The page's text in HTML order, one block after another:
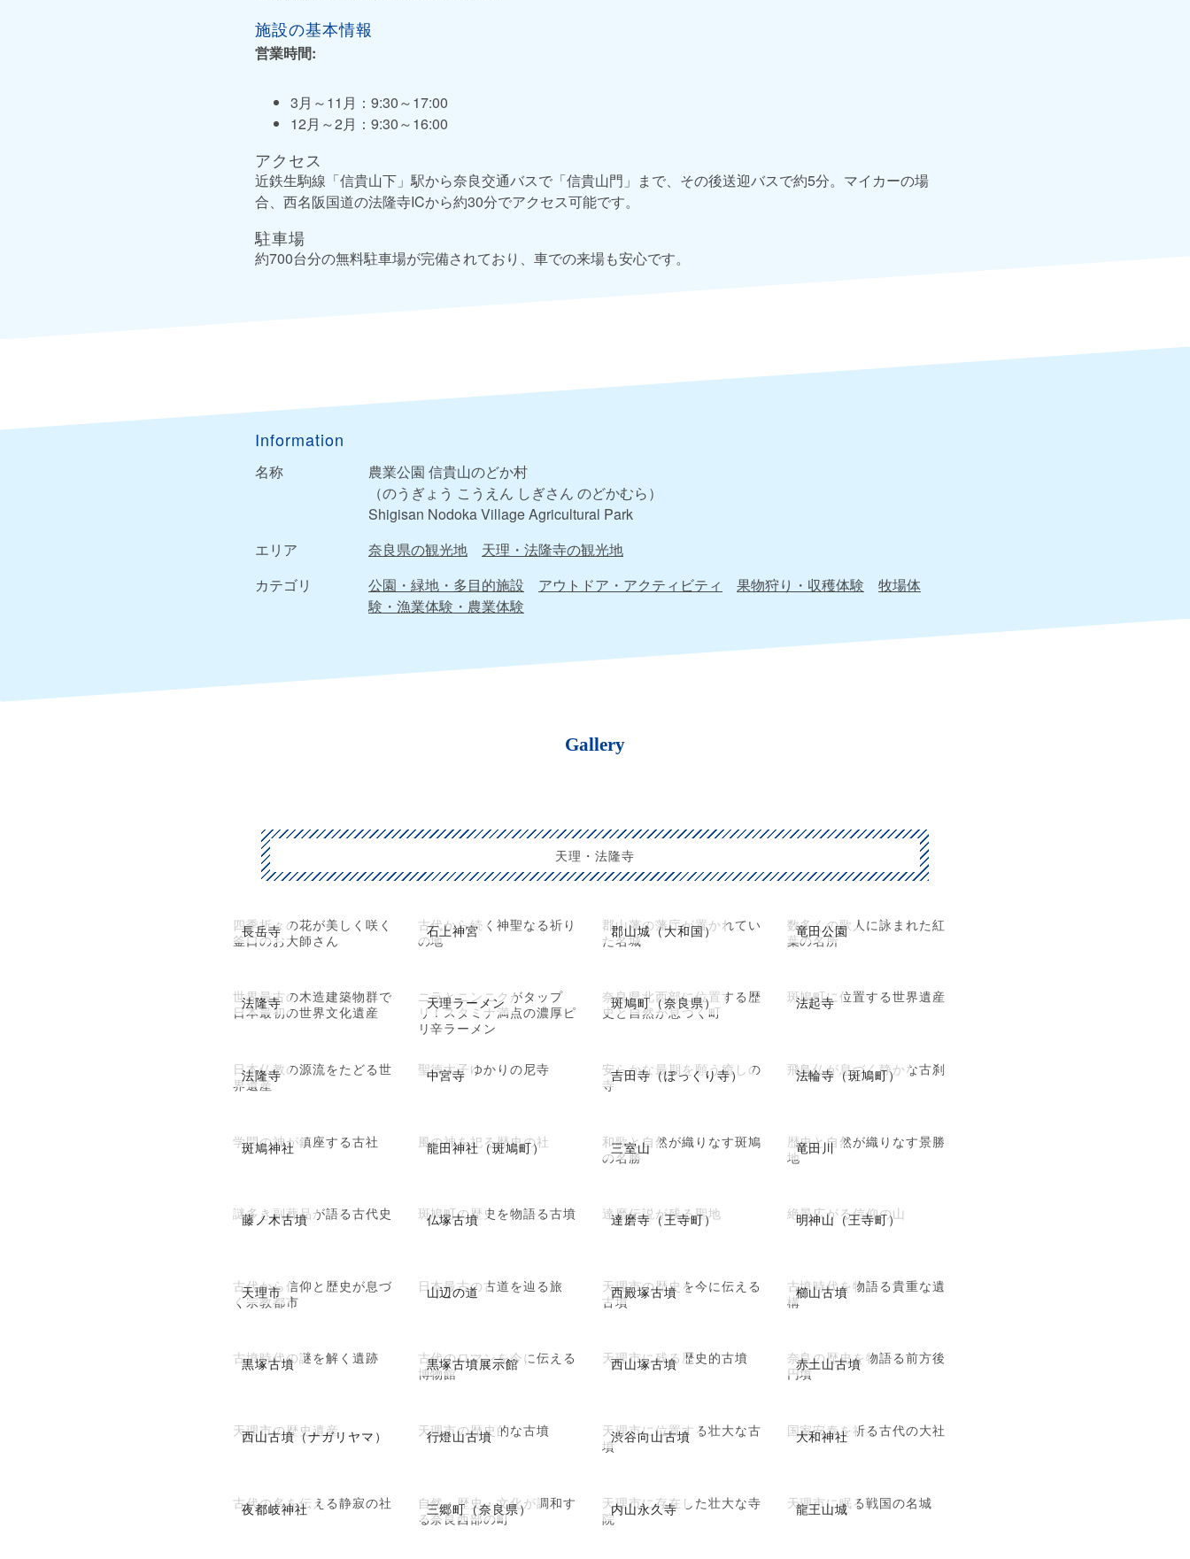
施設の基本情報
営業時間:
3月～11月：9:30～17:00
12月～2月：9:30～16:00
アクセス
近鉄生駒線「信貴山下」駅から奈良交通バスで「信貴山門」まで、その後送迎バスで約5分。マイカーの場
合、西名阪国道の法隆寺ICから約30分でアクセス可能です。
駐車場
約700台分の無料駐車場が完備されており、車での来場も安心です。
Information
名称
農業公園 信貴山のどか村
（のうぎょう こうえん しぎさん のどかむら）
Shigisan Nodoka Village Agricultural Park
エリア
奈良県の観光地
天理・法隆寺の観光地
カテゴリ
公園・緑地・多目的施設 アウトドア・アクティビティ 果物狩り・収穫体験
牧場体
験・漁業体験・農業体験
Gallery
天理・法隆寺
長岳寺
四季折々の花が美しく咲く
釜口のお大師さん
石上神宮
古代から続く神聖なる祈り
の地
郡山城（大和国）
郡山藩の藩庁が置かれてい
た名城
竜田公園
数多くの歌人に詠まれた紅
葉の名所
法隆寺
世界最古の木造建築物群で
日本最初の世界文化遺産
天理ラーメン
ニラとニンニクがタップ
リ！スタミナ満点の濃厚ピ
リ辛ラーメン
斑鳩町（奈良県）
奈良県北西部に位置する歴
史と自然が息づく町
法起寺
斑鳩町に位置する世界遺産
法隆寺
日本仏教の源流をたどる世
界遺産
中宮寺
聖徳太子ゆかりの尼寺 吉田寺（ぽっくり寺）
安らかな最期を願う癒しの
寺
法輪寺（斑鳩町）
飛鳥仏が息づく静かな古刹
斑鳩神社
学問の神が鎮座する古社 龍田神社（斑鳩町）
風の神を祀る歴史の社 三室山
和歌と自然が織りなす斑鳩
の名勝
竜田川
歴史と自然が織りなす景勝
地
藤ノ木古墳
謎多き副葬品が語る古代史 仏塚古墳
斑鳩町の歴史を物語る古墳 達磨寺（王寺町）
達磨伝説が残る聖地 明神山（王寺町）
絶景広がる信仰の山
天理市
古代から信仰と歴史が息づ
く宗教都市
山辺の道
日本最古の古道を辿る旅 西殿塚古墳
天理市の歴史を今に伝える
古墳
櫛山古墳
古墳時代を物語る貴重な遺
構
黒塚古墳
古墳時代の謎を解く遺跡 黒塚古墳展示館
古代のロマンを今に伝える
博物館
西山塚古墳
天理市に残る歴史的古墳 赤土山古墳
奈良の歴史を物語る前方後
円墳
西山古墳（ナガリヤマ）
天理市の歴史遺産 行燈山古墳
天理市の歴史的な古墳 渋谷向山古墳
天理市に位置する壮大な古
墳
大和神社
国家安泰を祈る古代の大社
夜都岐神社
古代の名を伝える静寂の社 三郷町（奈良県）
自然・歴史・文化が調和す
る奈良西部の町
内山永久寺
天理市に存在した壮大な寺
院
龍王山城
天理市に眠る戦国の名城